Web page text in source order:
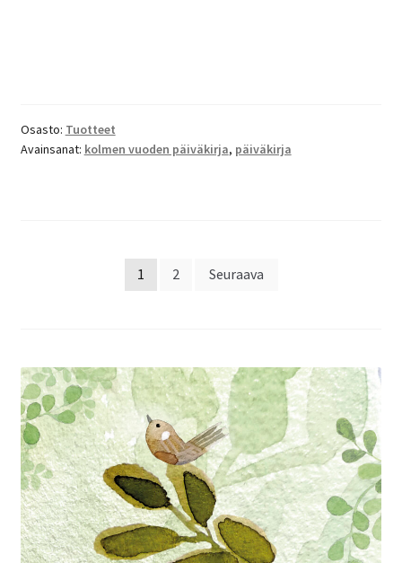
Osasto: Tuotteet
Avainsanat: kolmen vuoden päiväkirja, päiväkirja
Artikkelien1 2 Seuraava